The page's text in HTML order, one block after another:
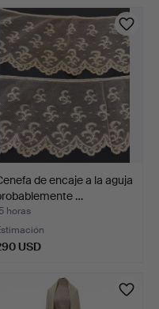
de encaje a la aguja
…
horas
USD